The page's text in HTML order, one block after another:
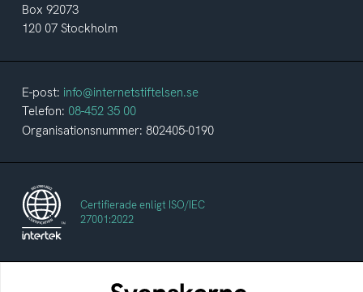
Box 92073
120 07 Stockholm
E-post: info@internetstiftelsen.se
Telefon: 08-452 35 00
Organisationsnummer: 802405-0190
Certifierade enligt ISO/IEC
27001:2022
Svenskarna och internet